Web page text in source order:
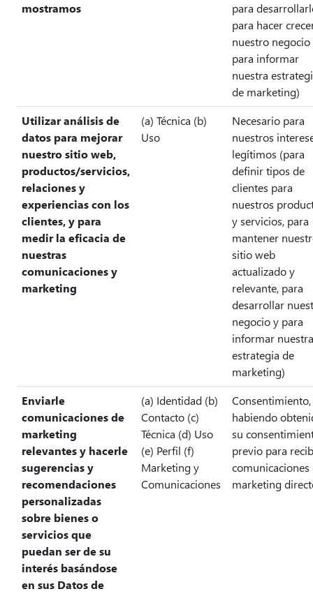
mostramos
para
para hacer
nuestro negocio
para informar
nuestra
de marketing)
Utilizar análisis de
datos para mejorar
nuestro sitio web,
productos/servicios,
relaciones y
experiencias con los
clientes, y para
medir la eficacia de
nuestras
comunicaciones y
marketing
(a) Técnica (b)
Uso
Necesario para
nuestros
legítimos (para
definir tipos de
clientes para
nuestros
y servicios, para
mantener
sitio web
actualizado y
relevante, para
desarrollar
negocio y para
informar
estrategia de
marketing)
Enviarle
comunicaciones de
marketing
relevantes y hacerle
sugerencias y
recomendaciones
personalizadas
sobre bienes o
servicios que
puedan ser de su
interés basándose
en sus Datos de
(a) Identidad (b)
Contacto (c)
Técnica (d) Uso
(e) Perfil (f)
Marketing y
Comunicaciones
Consentimiento,
habiendo
su
previo para
comunicaciones
marketing